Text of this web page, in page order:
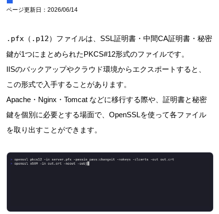
ページ更新日：2026/06/14
.pfx （ .p12）ファイルは、SSL証明書・中間CA証明書・秘密
鍵が1つにまとめられたPKCS#12形式のファイルです。
IISのバックアップやクラウド環境からエクスポートすると、
この形式で入手することがあります。
Apache・Nginx・Tomcat などに移行する際や、証明書と秘密
鍵を個別に必要とする場面で、OpenSSLを使って各ファイル
を取り出すことができます。